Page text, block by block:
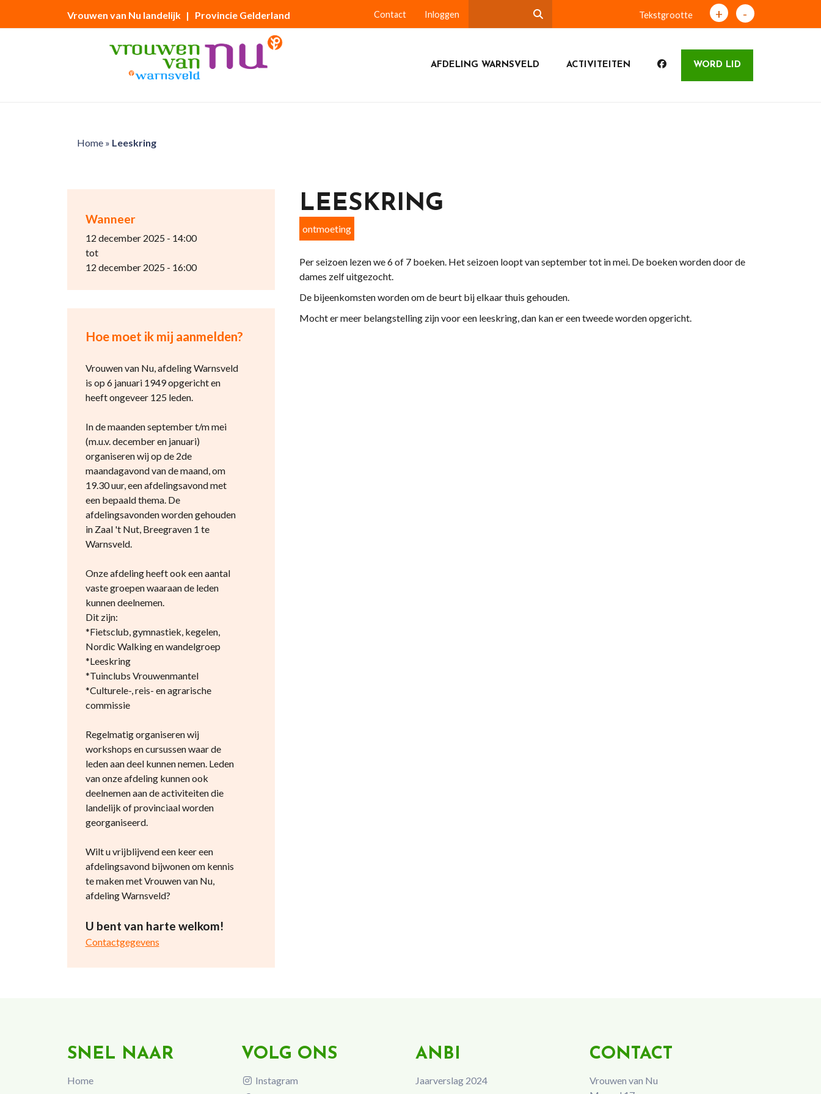
Vrouwen van Nu landelijk | Provincie Gelderland Contact Inloggen Tekstgrootte + -
AFDELING WARNSVELD ACTIVITEITEN WORD LID
Home» Leeskring
Wanneer
12 december 2025 - 14:00
tot
12 december 2025 - 16:00
Hoe moet ik mij aanmelden?
Vrouwen van Nu, afdeling Warnsveld
is op 6 januari 1949 opgericht en
heeft ongeveer 125 leden.
In de maanden september t/m mei
(m.u.v. december en januari)
organiseren wij op de 2de
maandagavond van de maand, om
19.30 uur, een afdelingsavond met
een bepaald thema. De
afdelingsavonden worden gehouden
in Zaal 't Nut, Breegraven 1 te
Warnsveld.
Onze afdeling heeft ook een aantal
vaste groepen waaraan de leden
kunnen deelnemen.
Dit zijn:
*Fietsclub, gymnastiek, kegelen,
Nordic Walking en wandelgroep
*Leeskring
*Tuinclubs Vrouwenmantel
*Culturele-, reis- en agrarische
commissie
Regelmatig organiseren wij
workshops en cursussen waar de
leden aan deel kunnen nemen. Leden
van onze afdeling kunnen ook
deelnemen aan de activiteiten die
landelijk of provinciaal worden
georganiseerd.
Wilt u vrijblijvend een keer een
afdelingsavond bijwonen om kennis
te maken met Vrouwen van Nu,
afdeling Warnsveld?
U bent van harte welkom!
Contactgegevens
LEESKRING
ontmoeting
Per seizoen lezen we 6 of 7 boeken. Het seizoen loopt van september tot in mei. De boeken worden door de
dames zelf uitgezocht.
De bijeenkomsten worden om de beurt bij elkaar thuis gehouden.
Mocht er meer belangstelling zijn voor een leeskring, dan kan er een tweede worden opgericht.
SNEL NAAR
Home
VOLG ONS
Instagram
ANBI
Jaarverslag 2024
CONTACT
Vrouwen van Nu